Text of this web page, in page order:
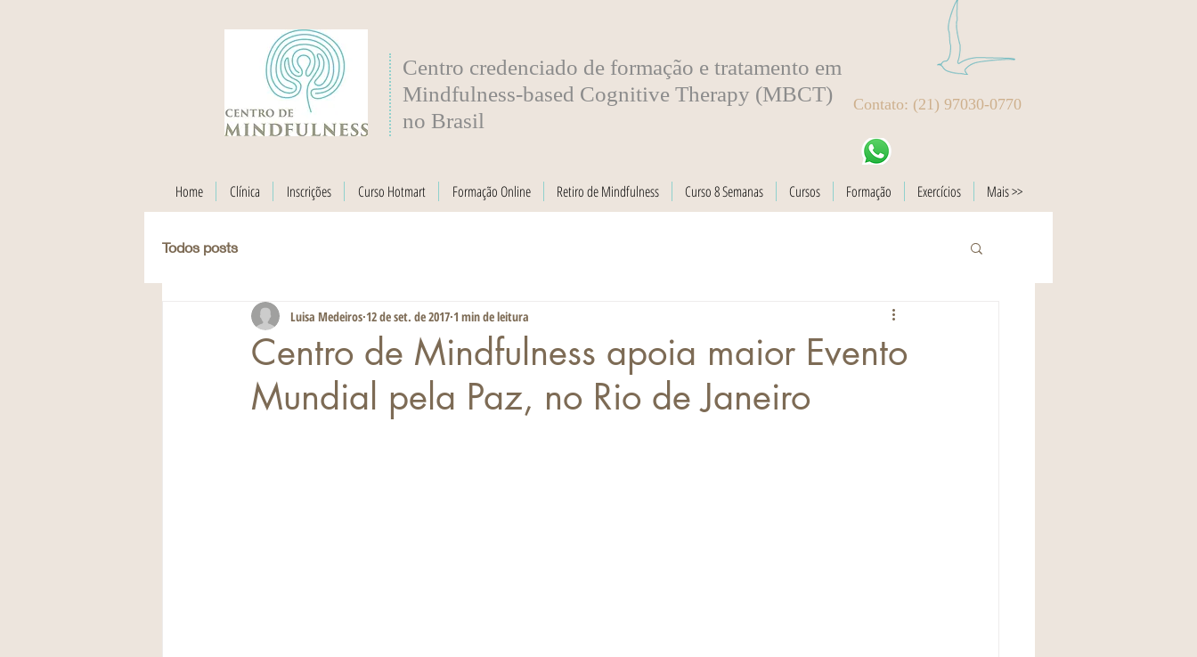
​Centro credenciado de formação e tratamento em
Mindfulness-based Cognitive Therapy (MBCT)
no Brasil
Contato: (21) 97030-0770
Home Clínica Inscrições Curso Hotmart Formação Online Retiro de Mindfulness Curso 8 Semanas Cursos Formação Exercícios Mais >>
Todos posts
Centro de Mindfulness apoia maior Evento
Mundial pela Paz, no Rio de Janeiro
Luisa Medeiros 12 de set. de 2017 1 min de leitura